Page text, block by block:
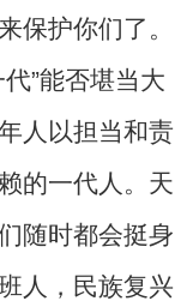
保护你们了。
”能否堪当大
人以担当和责
的一代人。天
随时都会挺身
人，民族复兴